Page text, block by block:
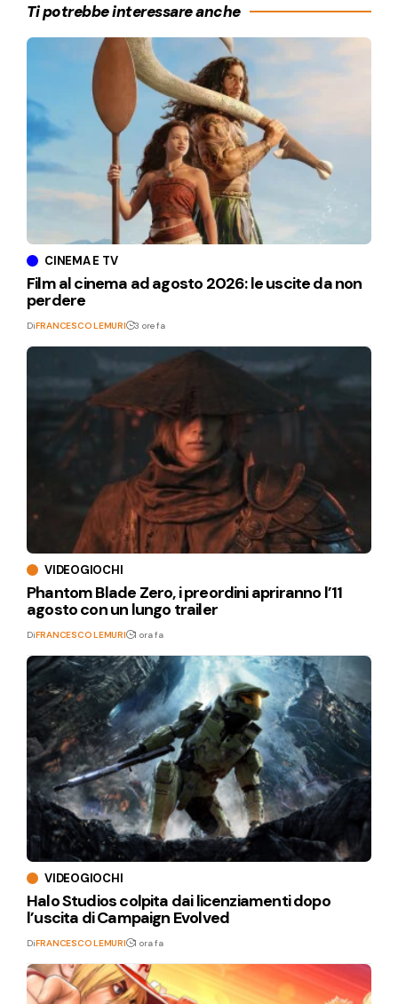
Ti potrebbe interessare anche
CINEMA E TV
Film al cinema ad agosto 2026: le uscite da non
perdere
DiFRANCESCO LEMURI 3 ore fa
VIDEOGIOCHI
Phantom Blade Zero, i preordini apriranno l’11
agosto con un lungo trailer
DiFRANCESCO LEMURI 1 ora fa
VIDEOGIOCHI
Halo Studios colpita dai licenziamenti dopo
l’uscita di Campaign Evolved
DiFRANCESCO LEMURI 1 ora fa